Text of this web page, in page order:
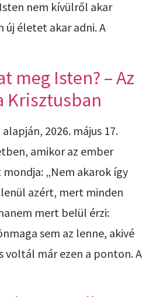
nem kívülről akar
életet akar adni. A
meg Isten? – Az
Krisztusban
2026. május 17.
amikor az ember
„Nem akarok így
azért, mert minden
mert belül érzi:
sem az lenne, akivé
voltál már ezen a ponton. A